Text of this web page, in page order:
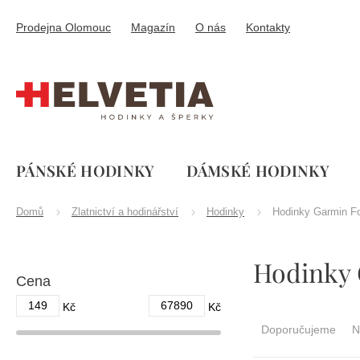
obsah
Prodejna Olomouc Magazín O nás Kontakty
PÁNSKÉ HODINKY DÁMSKÉ HODINKY
Domů Zlatnictví a hodinářství Hodinky Hodinky Garmin
Cena
149 Kč 67890 Kč
Hodinky
Doporučujeme